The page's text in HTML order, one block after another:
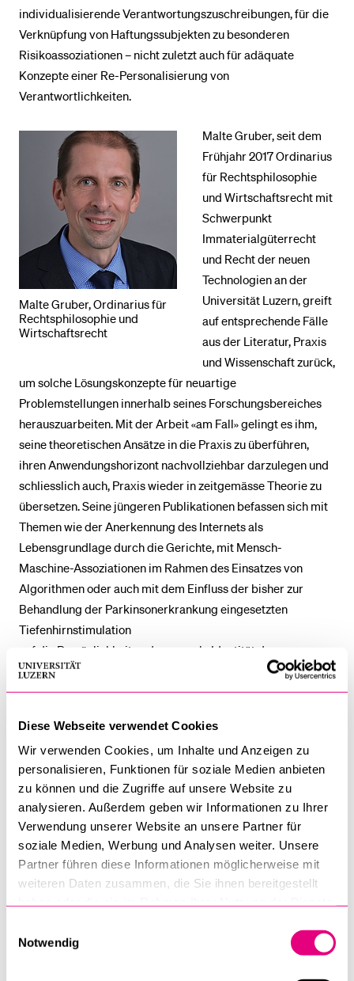
Diese Webseite verwendet Cookies
Wir verwenden Cookies, um Inhalte und Anzeigen zu
personalisieren, Funktionen für soziale Medien anbieten
zu können und die Zugriffe auf unsere Website zu
analysieren. Außerdem geben wir Informationen zu Ihrer
Verwendung unserer Website an unsere Partner für
soziale Medien, Werbung und Analysen weiter. Unsere
Partner führen diese Informationen möglicherweise mit
weiteren Daten zusammen, die Sie ihnen bereitgestellt
Notwendig
individualisierende Verantwortungszuschreibungen, für die
Verknüpfung von Haftungssubjekten zu besonderen
Risikoassoziationen – nicht zuletzt auch für adäquate
Konzepte einer Re-Personalisierung von
Verantwortlichkeiten.
Malte Gruber, Ordinarius für
Rechtsphilosophie und
Wirtschaftsrecht
Malte Gruber, seit dem
Frühjahr 2017 Ordinarius
für Rechtsphilosophie
und Wirtschaftsrecht mit
Schwerpunkt
Immaterialgüterrecht
und Recht der neuen
Technologien an der
Universität Luzern, greift
auf entsprechende Fälle
aus der Literatur, Praxis
und Wissenschaft zurück,
um solche Lösungskonzepte für neuartige
Problemstellungen innerhalb seines Forschungsbereiches
herauszuarbeiten. Mit der Arbeit «am Fall» gelingt es ihm,
seine theoretischen Ansätze in die Praxis zu überführen,
ihren Anwendungshorizont nachvollziehbar darzulegen und
schliesslich auch, Praxis wieder in zeitgemässe Theorie zu
übersetzen. Seine jüngeren Publikationen befassen sich mit
Themen wie der Anerkennung des Internets als
Lebensgrundlage durch die Gerichte, mit Mensch-
Maschine-Assoziationen im Rahmen des Einsatzes von
Algorithmen oder auch mit dem Einfluss der bisher zur
Behandlung der Parkinsonerkrankung eingesetzten
Tiefenhirnstimulation
auf die Persönlichkeit und personale Identität der
Patientinnen und Patienten. Dabei gelingt es dem
Rechtswissenschaftler, seine Überlegungen mit Ansätzen
verknüpfen.
Die fortlaufende Kasuistik, insbesondere an obersten
Gerichten, bietet ihm dabei immer wieder Anlass, das in
Juristenkreisen als feststehend Geglaubte zu hinterfragen.
Erst vor wenigen Jahren stufte das deutsche
Bundesverfassungsgericht den Computer in gewissem
Sinne als einen «ausgelagerten Teil des Gehirns» ein. Später
vielfältigen Inhalten für den Alltag. In zahlreichen weiteren
Fällen dehnten Richterinnen und Richter die Massstäbe der
Verantwortlichkeitszuschreibung für das Verhalten von